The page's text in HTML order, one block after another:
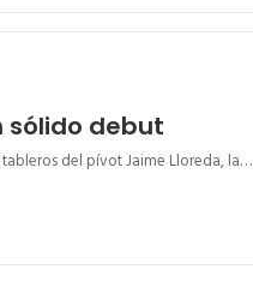
sólido debut
del pívot Jaime Lloreda, la…